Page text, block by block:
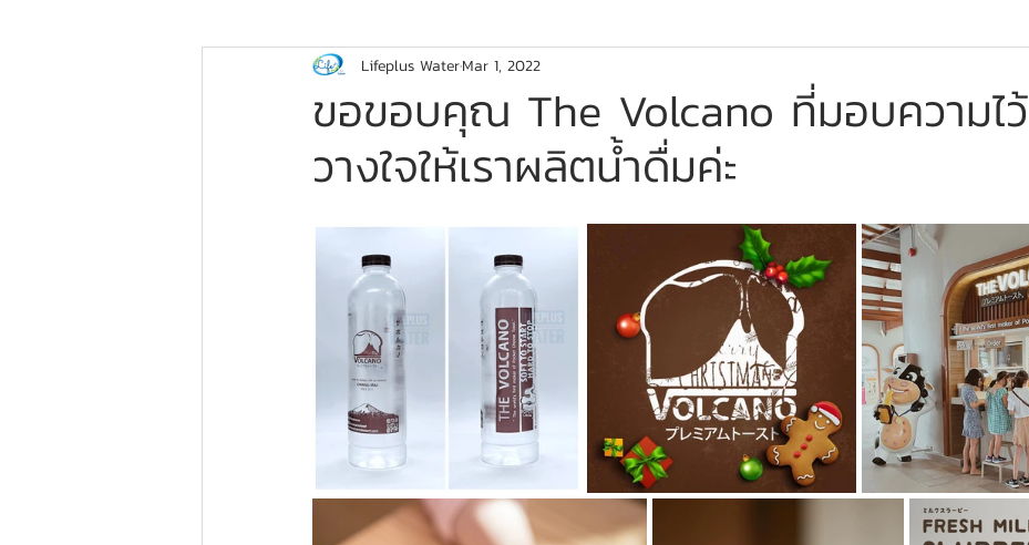
ขอขอบคุณ The Volcano ที่มอบความไว้
วางใจให้เราผลิตน้ำดื่มค่ะ
Lifeplus WaterMar 1, 2022